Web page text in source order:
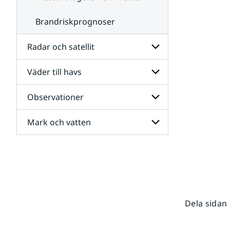
Brandriskprognoser
Radar och satellit
Undersidor
för
Radar
och
satellit
Väder till havs
Undersidor
för
Väder
till
havs
Observationer
Undersidor
för
Mark och vatten
Dela sidan